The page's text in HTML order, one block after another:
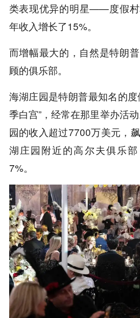
类表现优异的明星——度假
年收入增长了15%。
而增幅最大的，自然是特朗
顾的俱乐部。
海湖庄园是特朗普最知名的
季白宫”，经常在那里举办活
园的收入超过7700万美元，
湖庄园附近的高尔夫俱乐
7%。